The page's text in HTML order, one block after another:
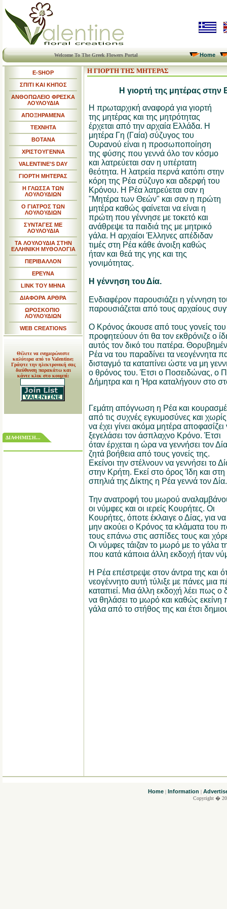
Welcome To The Greek Flowers Portal Home
E-SHOP
ΣΠΙΤΙ ΚΑΙ ΚΗΠΟΣ
ΑΝΘΟΠΩΛΕΙΟ ΦΡΕΣΚΑ
ΛΟΥΛΟΥΔΙΑ
ΑΠΟΞΗΡΑΜΕΝΑ
ΤΕΧΝΗΤΑ
ΒΟΤΑΝΑ
ΧΡΙΣΤΟΥΓΕΝΝΑ
VALENTINE'S DAY
ΓΙΟΡΤΗ ΜΗΤΕΡΑΣ
Η ΓΛΩΣΣΑ ΤΩΝ
ΛΟΥΛΟΥΔΙΩΝ
Ο ΓΙΑΤΡΟΣ ΤΩΝ
ΛΟΥΛΟΥΔΙΩΝ
ΣΥΝΤΑΓΕΣ ΜΕ
ΛΟΥΛΟΥΔΙΑ
ΤΑ ΛΟΥΛΟΥΔΙΑ ΣΤΗΝ
ΕΛΛΗΝΙΚΗ ΜΥΘΟΛΟΓΙΑ
ΠΕΡΙΒΑΛΛΟΝ
ΕΡΕΥΝΑ
LINK TOY MHNA
ΔΙΑΦΟΡΑ ΑΡΘΡΑ
ΩΡΟΣΚΟΠΙΟ
ΛΟΥΛΟΥΔΙΩΝ
WEB CREATIONS
Θέλετε να ενημερώνεστε
καλύτερα από το Valentine;
Γράψτε την ηλεκτρονική σας
διεύθυνση παρακάτω και
κάντε κλικ στο κουμπί:
ΔΙΑΦΗΜΙΣΗ...
Η ΓΙΟΡΤΗ ΤΗΣ ΜΗΤΕΡΑΣ
Η γιορτή της μητέρας στην
Η πρωταρχική αναφορά για γιορτή
της μητέρας και της μητρότητας
έρχεται από την αρχαία Ελλάδα. Η
μητέρα Γη (Γαία) σύζυγος του
Ουρανού είναι η προσωποποίηση
της φύσης που γεννά όλο τον κόσμο
και λατρεύεται σαν η υπέρτατη
θεότητα. Η λατρεία περνά κατόπι στην
κόρη της Ρέα σύζυγο και αδερφή του
Κρόνου. Η Ρέα λατρεύεται σαν η
"Μητέρα των Θεών" και σαν η πρώτη
μητέρα καθώς φαίνεται να είναι η
πρώτη που γέννησε με τοκετό και
ανάθρεψε τα παιδιά της με μητρικό
γάλα. Η αρχαίοι Έλληνες απέδιδαν
τιμές στη Ρέα κάθε άνοιξη καθώς
ήταν και θεά της γης και της
γονιμότητας.
Η γέννηση του Δία.
Ενδιαφέρον παρουσιάζει η γέννηση
παρουσιάζεται από τους αρχαίους
Ο Κρόνος άκουσε από τους γονείς
προφητεύουν ότι θα τον εκθρόνιζε ο
αυτός τον δικό του πατέρα.
Ρέα να του παραδίνει τα νεογέννητα
δισταγμό τα καταπίνει ώστε να μη
ο θρόνος του. Έτσι ο Ποσειδώνας, ο
Δήμητρα και η Ήρα καταλήγουν στο
Γεμάτη απόγνωση η Ρέα και
από τις συχνές εγκυμοσύνες και χωρίς
να έχει γίνει ακόμα μητέρα αποφασίζει
ξεγελάσει τον άσπλαχνο Κρόνο. Έτσι
όταν έρχεται η ώρα να γεννήσει τον Δία
ζητά βοήθεια από τους γονείς της.
Εκείνοι την στέλνουν να γεννήσει το
στην Κρήτη. Εκεί στο όρος Ίδη και στη
σπηλιά της Δίκτης η Ρέα γεννά τον
Την ανατροφή του μωρού
οι νύμφες και οι ιερείς Κουρήτες. Οι
Κουρήτες, όποτε έκλαιγε ο Δίας, για να
μην ακούει ο Κρόνος τα κλάματα του
τους επάνω στις ασπίδες τους και
Οι νύμφες τάιζαν το μωρό με το γάλα
που κατά κάποια άλλη εκδοχή ήταν
Η Ρέα επέστρεψε στον άντρα της και
νεογέννητο αυτή τύλιξε με πάνες μια
καταπιεί. Μια άλλη εκδοχή λέει πως
να θηλάσει το μωρό και καθώς εκείνη
γάλα από το στήθος της και έτσι
Home| Information |
Copyright �